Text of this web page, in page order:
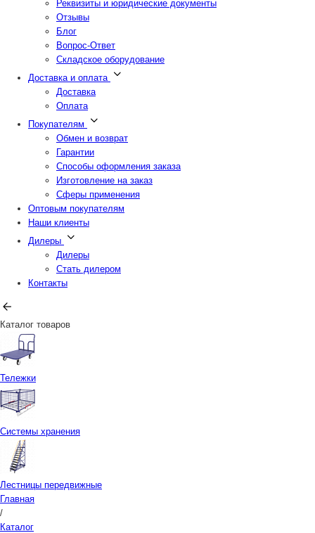
Реквизиты и юридические документы
Отзывы
Блог
Вопрос-Ответ
Складское оборудование
Доставка и оплата
Доставка
Оплата
Покупателям
Обмен и возврат
Гарантии
Способы оформления заказа
Изготовление на заказ
Сферы применения
Оптовым покупателям
Наши клиенты
Дилеры
Дилеры
Стать дилером
Контакты
Каталог товаров
Тележки
Системы хранения
Лестницы передвижные
Главная
/
Каталог